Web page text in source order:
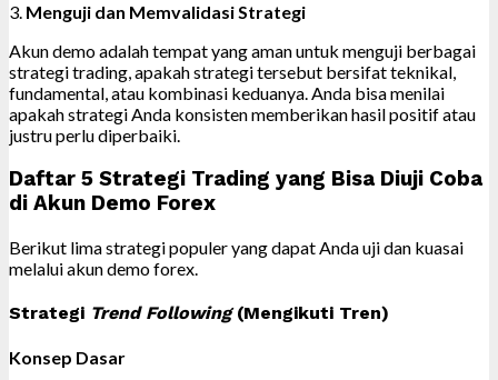
3. Menguji dan Memvalidasi Strategi
Akun demo adalah tempat yang aman untuk menguji berbagai
strategi trading, apakah strategi tersebut bersifat teknikal,
fundamental, atau kombinasi keduanya. Anda bisa menilai
apakah strategi Anda konsisten memberikan hasil positif atau
justru perlu diperbaiki.
Daftar 5 Strategi Trading yang Bisa Diuji Coba
di Akun Demo Forex
Berikut lima strategi populer yang dapat Anda uji dan kuasai
melalui akun demo forex.
Strategi Trend Following(Mengikuti Tren)
Konsep Dasar